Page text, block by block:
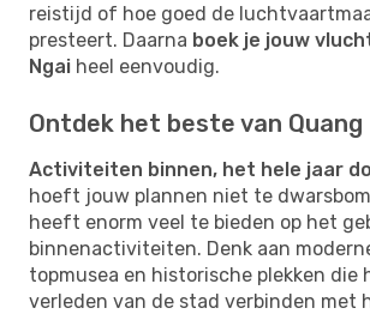
reistijd of hoe goed de
presteert. Daarna boek je jouw
Ngai heel eenvoudig.
Ontdek het beste van Quang
Activiteiten binnen, het hele jaar
hoeft jouw plannen niet te
heeft enorm veel te bieden op het
binnenactiviteiten. Denk aan
topmusea en historische plekken die
verleden van de stad verbinden met